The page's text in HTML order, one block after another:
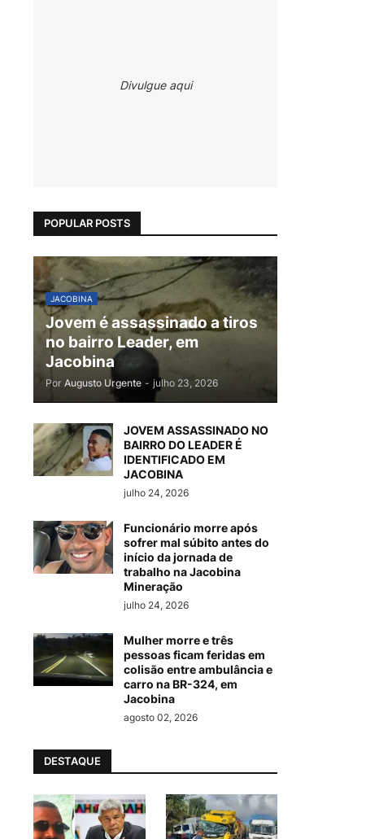
Divulgue aqui
POPULAR POSTS
JACOBINA
Jovem é assassinado a tiros
no bairro Leader, em
Jacobina
Por Augusto Urgente - julho 23, 2026
JOVEM ASSASSINADO NO
BAIRRO DO LEADER É
IDENTIFICADO EM
JACOBINA
julho 24, 2026
Funcionário morre após
sofrer mal súbito antes do
início da jornada de
trabalho na Jacobina
Mineração
julho 24, 2026
Mulher morre e três
pessoas ficam feridas em
colisão entre ambulância e
carro na BR-324, em
Jacobina
agosto 02, 2026
DESTAQUE